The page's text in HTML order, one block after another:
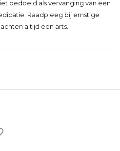
bedoeld als vervanging van een
Raadpleeg bij ernstige
altijd een arts.